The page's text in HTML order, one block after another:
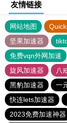
友情链接
网站地图
坚果加速器
免费vqn外网加速
旋风加速器
八
黑豹加速器
一
快连lets加速器
2023免费加速神器